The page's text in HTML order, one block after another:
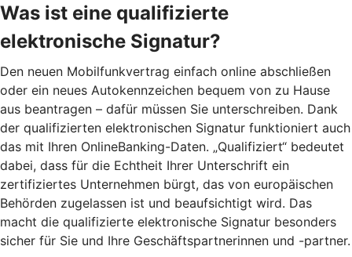
Was ist eine qualifizierte
elektronische Signatur?
Den neuen Mobilfunkvertrag einfach online abschließen
oder ein neues Autokennzeichen bequem von zu Hause
aus beantragen – dafür müssen Sie unterschreiben. Dank
der qualifizierten elektronischen Signatur funktioniert auch
das mit Ihren OnlineBanking-Daten. „Qualifiziert“ bedeutet
dabei, dass für die Echtheit Ihrer Unterschrift ein
zertifiziertes Unternehmen bürgt, das von europäischen
Behörden zugelassen ist und beaufsichtigt wird. Das
macht die qualifizierte elektronische Signatur besonders
sicher für Sie und Ihre Geschäftspartnerinnen und -partner.